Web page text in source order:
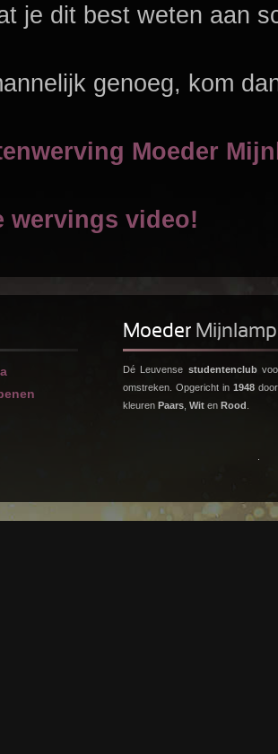
je dit best weten aan
genoeg, kom
Moeder
wervings video!
Moeder Mijnlamp
Dé Leuvense studentenclub
omstreken. Opgericht in 1948
kleuren Paars Wit en Rood